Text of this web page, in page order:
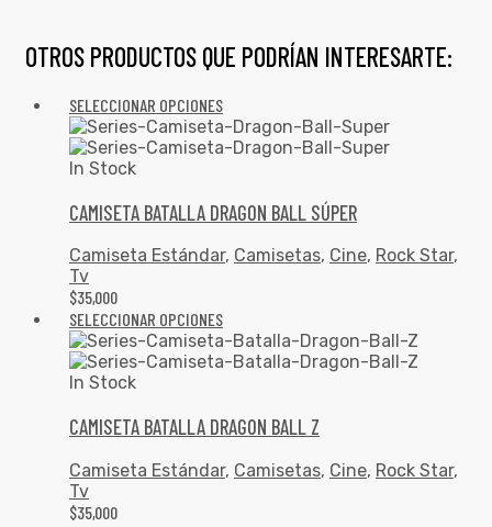
OTROS PRODUCTOS QUE PODRÍAN INTERESARTE:
SELECCIONAR OPCIONES
In Stock
CAMISETA BATALLA DRAGON BALL SÚPER
Camiseta Estándar, Camisetas, Cine, Rock Star,
Tv
$35,000
SELECCIONAR OPCIONES
In Stock
CAMISETA BATALLA DRAGON BALL Z
Camiseta Estándar, Camisetas, Cine, Rock Star,
Tv
$35,000